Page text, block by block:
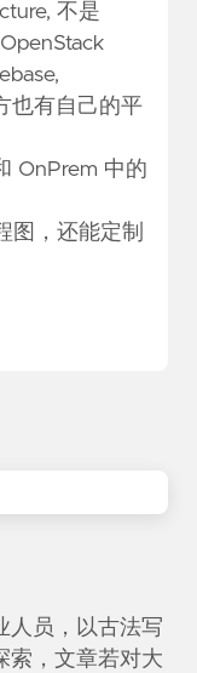
不是
也有自己的平
OnPrem 中的
图，还能定制
人员，以古法写
索，文章若对大